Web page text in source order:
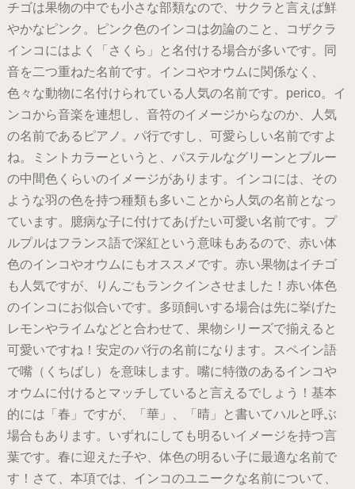
チゴは果物の中でも小さな部類なので、サクラと言えば鮮
やかなピンク。ピンク色のインコは勿論のこと、コザクラ
インコにはよく「さくら」と名付ける場合が多いです。同
音を二つ重ねた名前です。インコやオウムに関係なく、
色々な動物に名付けられている人気の名前です。perico。イ
ンコから音楽を連想し、音符のイメージからなのか、人気
の名前であるピアノ。パ行ですし、可愛らしい名前ですよ
ね。ミントカラーというと、パステルなグリーンとブルー
の中間色くらいのイメージがあります。インコには、その
ような羽の色を持つ種類も多いことから人気の名前となっ
ています。臆病な子に付けてあげたい可愛い名前です。プ
ルプルはフランス語で深紅という意味もあるので、赤い体
色のインコやオウムにもオススメです。赤い果物はイチゴ
も人気ですが、りんごもランクインさせました！赤い体色
のインコにお似合いです。多頭飼いする場合は先に挙げた
レモンやライムなどと合わせて、果物シリーズで揃えると
可愛いですね！安定のパ行の名前になります。スペイン語
で嘴（くちばし）を意味します。嘴に特徴のあるインコや
オウムに付けるとマッチしていると言えるでしょう！基本
的には「春」ですが、「華」、「晴」と書いてハルと呼ぶ
場合もあります。いずれにしても明るいイメージを持つ言
葉です。春に迎えた子や、体色の明るい子に最適な名前で
す！さて、本項では、インコのユニークな名前について、